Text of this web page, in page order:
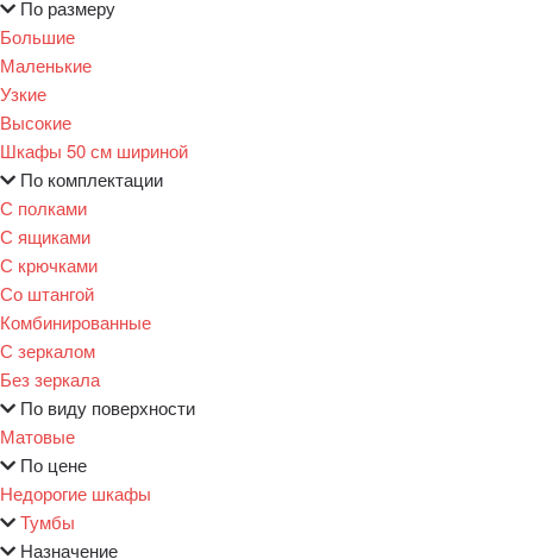
По размеру
Большие
Маленькие
Узкие
Высокие
Шкафы 50 см шириной
По комплектации
С полками
С ящиками
С крючками
Со штангой
Комбинированные
С зеркалом
Без зеркала
По виду поверхности
Матовые
По цене
Недорогие шкафы
Тумбы
Назначение